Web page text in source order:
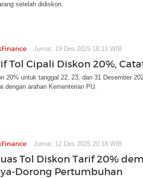
setelah didiskon.
Jumat, 19 Des 2025 18:13 WIB
Tol Cipali Diskon 20%,
20% untuk tanggal 22, 23, dan 31 Desember
dengan arahan Kementerian PU.
Jumat, 12 Des 2025 20:18 WIB
Tol Diskon Tarif 20%
Dorong Pertumbuhan